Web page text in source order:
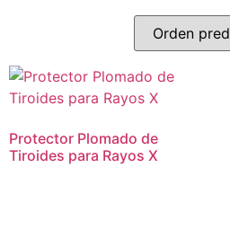
Protector Plomado de
Tiroides para Rayos X